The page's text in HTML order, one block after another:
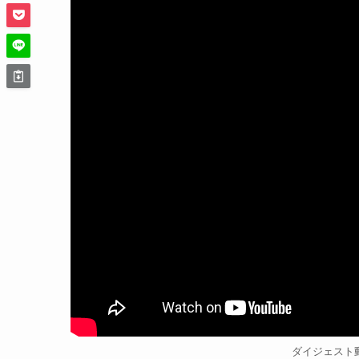
ダイジェスト